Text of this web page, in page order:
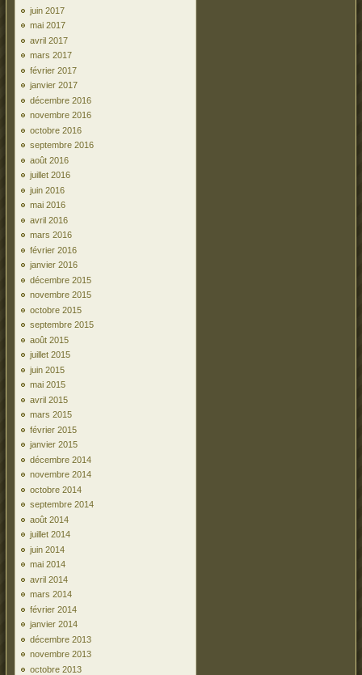
juin 2017
mai 2017
avril 2017
mars 2017
février 2017
janvier 2017
décembre 2016
novembre 2016
octobre 2016
septembre 2016
août 2016
juillet 2016
juin 2016
mai 2016
avril 2016
mars 2016
février 2016
janvier 2016
décembre 2015
novembre 2015
octobre 2015
septembre 2015
août 2015
juillet 2015
juin 2015
mai 2015
avril 2015
mars 2015
février 2015
janvier 2015
décembre 2014
novembre 2014
octobre 2014
septembre 2014
août 2014
juillet 2014
juin 2014
mai 2014
avril 2014
mars 2014
février 2014
janvier 2014
décembre 2013
novembre 2013
octobre 2013